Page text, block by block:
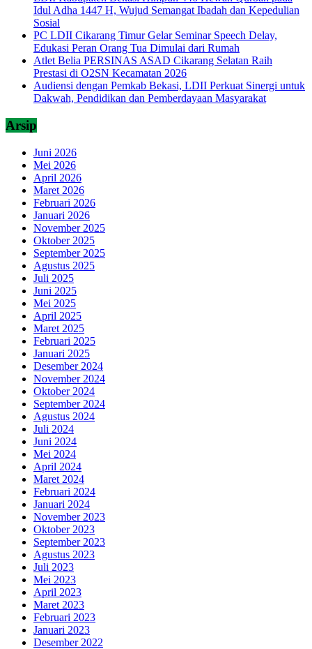
Idul Adha 1447 H, Wujud Semangat Ibadah dan Kepedulian
Sosial
PC LDII Cikarang Timur Gelar Seminar Speech Delay,
Edukasi Peran Orang Tua Dimulai dari Rumah
Atlet Belia PERSINAS ASAD Cikarang Selatan Raih
Prestasi di O2SN Kecamatan 2026
Audiensi dengan Pemkab Bekasi, LDII Perkuat Sinergi untuk
Dakwah, Pendidikan dan Pemberdayaan Masyarakat
Arsip
Juni 2026
Mei 2026
April 2026
Maret 2026
Februari 2026
Januari 2026
November 2025
Oktober 2025
September 2025
Agustus 2025
Juli 2025
Juni 2025
Mei 2025
April 2025
Maret 2025
Februari 2025
Januari 2025
Desember 2024
November 2024
Oktober 2024
September 2024
Agustus 2024
Juli 2024
Juni 2024
Mei 2024
April 2024
Maret 2024
Februari 2024
Januari 2024
November 2023
Oktober 2023
September 2023
Agustus 2023
Juli 2023
Mei 2023
April 2023
Maret 2023
Februari 2023
Januari 2023
Desember 2022